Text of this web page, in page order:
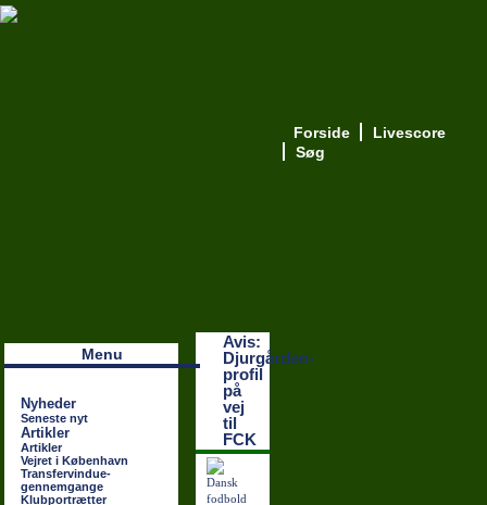
Forside
Livescore
Søg
Menu
Nyheder
Seneste nyt
Artikler
Artikler
Vejret i København
Transfervindue-
gennemgange
Klubportrætter
Avis:
Djurgården-
profil
på
vej
til
FCK